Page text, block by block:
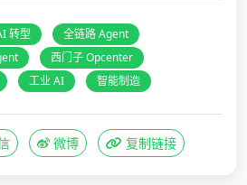
转型
全链路 Agent
西门子 Opcenter
工业 AI 智能制造
微博 复制链接